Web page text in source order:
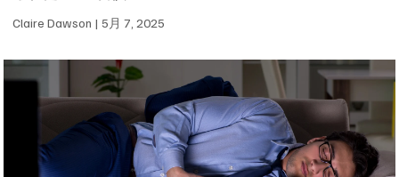
Claire Dawson 5月 7, 2025